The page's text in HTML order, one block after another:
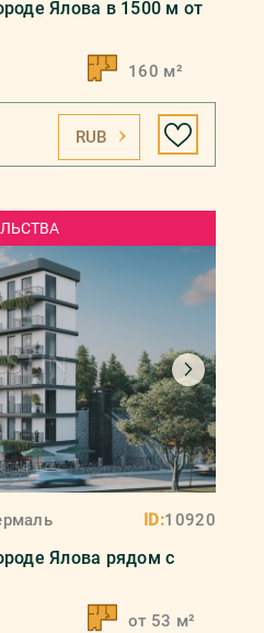
Ялова в 1500 м от
160 м²
RUB
ID:10920
Ялова рядом с
от 53 м²